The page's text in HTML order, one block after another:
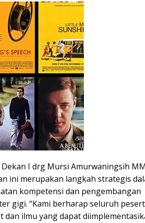
I drg Mursi Amurwaningsih
ini merupakan langkah strategis
kompetensi dan pengembangan
gigi. “Kami berharap seluruh
dan ilmu yang dapat